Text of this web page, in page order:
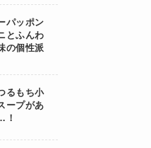
パッポン
とふんわ
の個性派
るもち小
ープがあ
！